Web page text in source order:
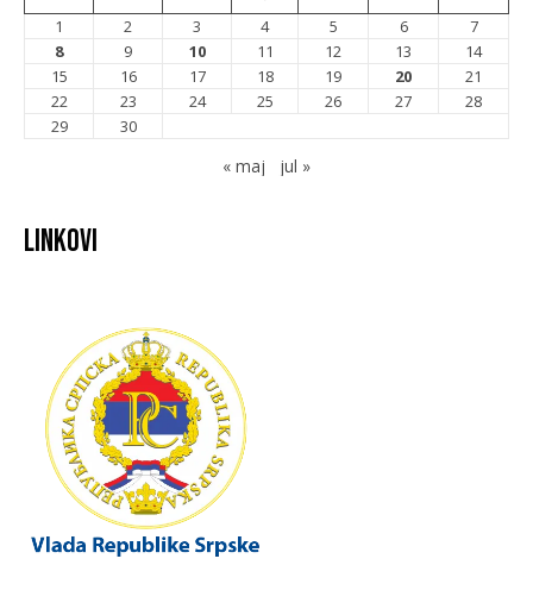
1 2 3 4 5 6
7
8
9 10 11 12 13
14
15
16 17 18 19 20
21
22
23 24 25 26 27
28
29
30
« maj jul »
Linkovi